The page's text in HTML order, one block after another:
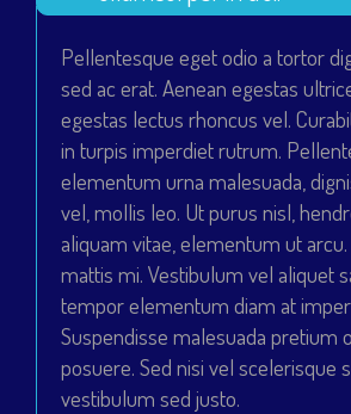
Pellentesque eget odio a tortor
sed ac erat. Aenean egestas
egestas lectus rhoncus vel.
in turpis imperdiet rutrum.
elementum urna malesuada,
vel, mollis leo. Ut purus nisl,
aliquam vitae, elementum ut
mattis mi. Vestibulum vel aliquet
tempor elementum diam at
Suspendisse malesuada pretium
posuere. Sed nisi vel scelerisque
vestibulum sed justo.